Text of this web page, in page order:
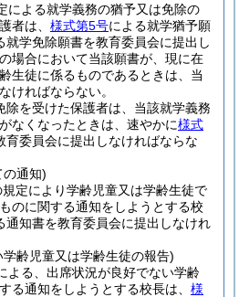
による就学義務の猶予又は免除の
者は、 様式第5号による就学猶予願
就学免除願書を教育委員会に提出し
場合において当該願書が、現に在
生徒に係るものであるときは、当
ければならない。
除を受けた保護者は、当該就学義務
なくなったときは、速やかに様式
育委員会に提出しなければならな
の通知)
定により学齢児童又は学齢生徒で
のに関する通知をしようとする校
通知書を教育委員会に提出しなけれ
齢児童又は学齢生徒の報告)
よる、出席状況が良好でない学齢
る通知をしようとする校長は、 様